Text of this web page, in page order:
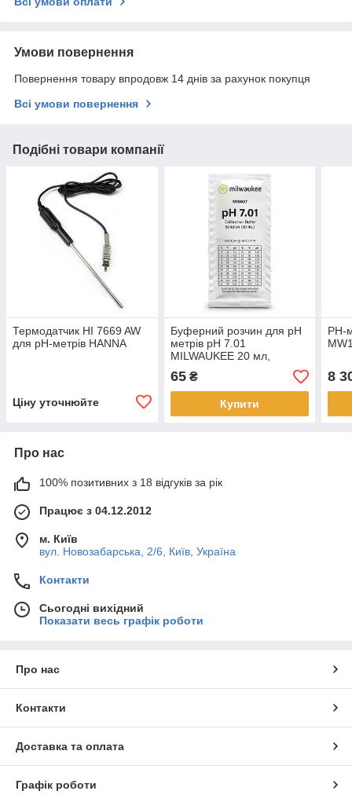
Умови повернення
Повернення товару впродовж 14 днів за рахунок покупця
Всі умови повернення
Подібні товари компанії
Термодатчик HI 7669 AW
для pH-метрів HANNA
Ціну уточнюйте
Буферний розчин для pH
метрів pH 7.01
MILWAUKEE 20 мл,
M10007
65₴
Купити
PH-
8
Про нас
100% позитивних з 18 відгуків за рік
Працює з 04.12.2012
м. Київ
вул. Новозабарська, 2/6, Київ, Україна
Контакти
Сьогодні вихідний
Показати весь графік роботи
Про нас
Контакти
Доставка та оплата
Графік роботи